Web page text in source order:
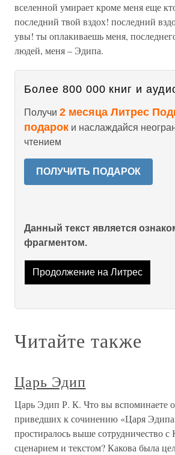
вселенной умирает кроме меня еще
последний твой вздох! последний
увы! ты оплакиваешь меня,
людей, меня – Эдипа.
Более 800 000 книг и
Получи 2 месяца Литрес
подарок и наслаждайся
чтением
ПОЛУЧИТЬ ПОДАРОК
Данный текст является
фрагментом.
Продолжение на Литрес
Читайте также
Царь Эдип
Царь Эдип Р. К. Что вы вспоминаете
приведших к сочинению «Царя
простиралось выше сотрудничество с
сценарием и текстом? Какова была